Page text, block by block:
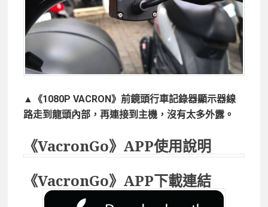
▲《1080P VACRON》前鏡頭行車記錄器顯示器線
路走到龍頭內部，再連接到主機，沒有太多外露。
《VacronGo》APP使用說明
《VacronGo》APP下載連結